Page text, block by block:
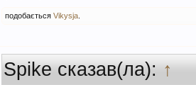
подобаєтьсяVikysja
Spike сказав(ла):↑